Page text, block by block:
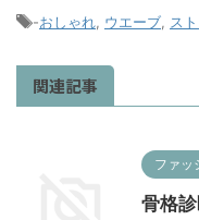
-おしゃれ ウエーブ ス
関連記事
ファッ
骨格